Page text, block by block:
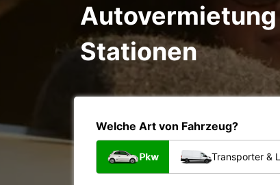
Autovermietung
Stationen
Welche Art von Fahrzeug?
Pkw Transporter &